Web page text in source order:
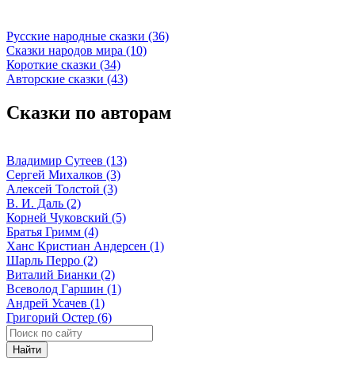
Русские народные сказки (36)
Сказки народов мира (10)
Короткие сказки (34)
Авторские сказки (43)
Сказки по авторам
Владимир Сутеев (13)
Сергей Михалков (3)
Алексей Толстой (3)
В. И. Даль (2)
Корней Чуковский (5)
Братья Гримм (4)
Ханс Кристиан Андерсен (1)
Шарль Перро (2)
Виталий Бианки (2)
Всеволод Гаршин (1)
Андрей Усачев (1)
Григорий Остер (6)
Найти